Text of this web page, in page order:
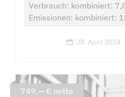
Verbrauch: kombiniert:
Emissionen: kombiniert:
28. April 2024
749,-- € netto